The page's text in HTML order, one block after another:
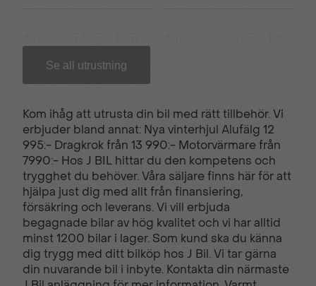
Antispinnsystem
Apple carplay/Android
auto
USB uttag
Backkamera Elhissar fram och bak
Filbytesvarnare Filhållsassistans
Se all utrustning
Kom ihåg att utrusta din bil med rätt tillbehör. Vi
erbjuder bland annat: Nya vinterhjul Alufälg 12
995:- Dragkrok från 13 990:- Motorvärmare från
7990:- Hos J BIL hittar du den kompetens och
trygghet du behöver. Våra säljare finns här för att
hjälpa just dig med allt från finansiering,
försäkring och leverans. Vi vill erbjuda
begagnade bilar av hög kvalitet och vi har alltid
minst 1200 bilar i lager. Som kund ska du känna
dig trygg med ditt bilköp hos J Bil. Vi tar gärna
din nuvarande bil i inbyte. Kontakta din närmaste